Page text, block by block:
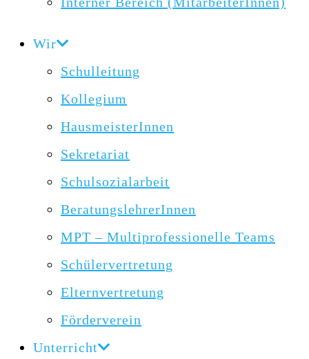
Wir
Schulleitung
Kollegium
HausmeisterInnen
Sekretariat
Schulsozialarbeit
BeratungslehrerInnen
MPT – Multiprofessionelle Teams
Schülervertretung
Elternvertretung
Förderverein
Unterricht